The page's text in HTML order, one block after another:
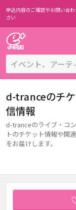
申込内容のご確認やお問い合わ
さい
d-tranceのチ
信情報
d-tranceのライブ・コ
トのチケット情報や関
をお届けします。